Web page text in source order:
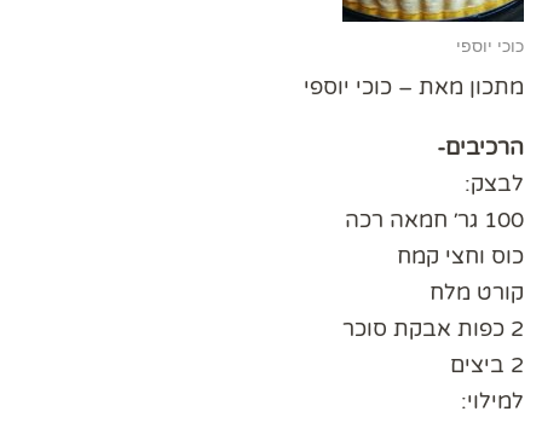
כוכי יוספי
מתכון מאת – כוכי יוספי
הרכיבים-
לבצק:
100 גר׳ חמאה רכה
כוס וחצי קמח
קורט מלח
2 כפות אבקת סוכר
2 ביצים
למילוי: